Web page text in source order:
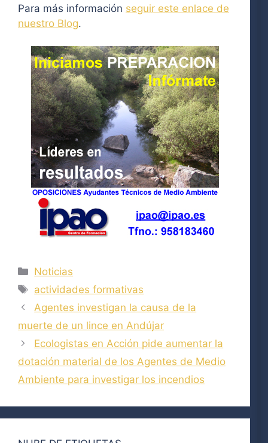
Para más información seguir este enlace de
nuestro Blog.
Categorías
Noticias
Etiquetas
actividades formativas
Agentes investigan la causa de la
muerte de un lince en Andújar
Ecologistas en Acción pide aumentar la
dotación material de los Agentes de Medio
Ambiente para investigar los incendios